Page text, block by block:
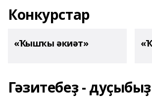
Конкурстар
«Ҡышҡы әкиәт»
Гәзитебеҙ - дуҫыбыҙ